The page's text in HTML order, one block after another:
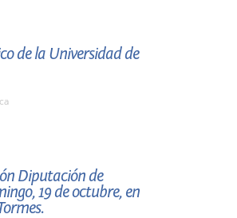
de la Universidad de
Diputación de
19 de octubre, en